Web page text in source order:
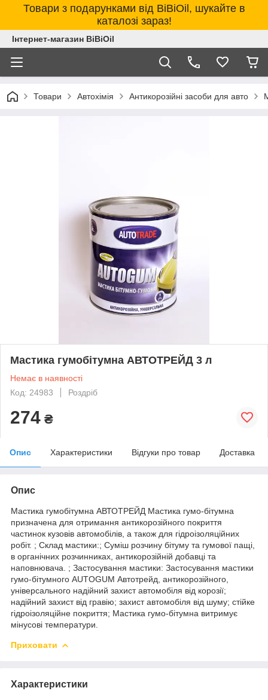
Товари з подарунками від BiBiOil, шукайте в
каталозі зараз!
Інтернет-магазин BiBiOil
Товари Автохімія Антикорозійні засоби для авто
Мастика гумобітумна АВТОТРЕЙД 3 л
Немає в наявності
Код: 24983
Роздріб
274 ₴
Опис Характеристики Відгуки про товар Доставка
Опис
Мастика гумобітумна АВТОТРЕЙД Мастика гумо-бітумна
призначена для отримання антикорозійного покриття
частинок кузовів автомобілів, а також для гідроізоляційних
робіт. ; Склад мастики:; Суміш розчину бітуму та гумової пащі,
в органічних розчинниках, антикорозійній добавці та
наповнювача. ; Застосування мастики: Застосування мастики
гумо-бітумного AUTOGUM Автотрейд, антикорозійного,
універсального надійний захист автомобіля від корозії;
надійний захист від гравію; захист автомобіля від шуму; стійке
гідроізоляційне покриття; Мастика гумо-бітумна витримує
мінусові температури.
Приховати
Характеристики